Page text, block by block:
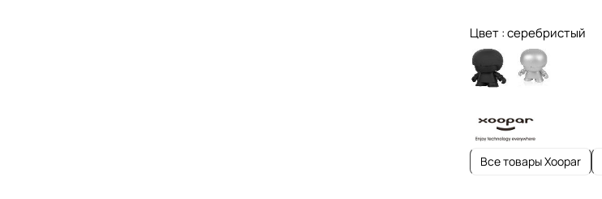
Цвет :серебристый
Все товары Xoopar